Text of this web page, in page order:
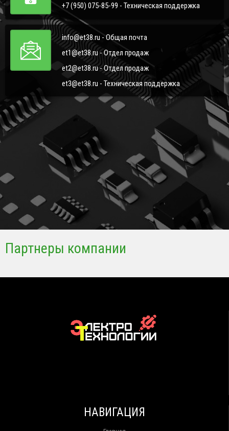
+7 (950) 075-85-99 - Техническая поддержка
info@et38.ru - Общая почта
et1@et38.ru - Отдел продаж
et2@et38.ru - Отдел продаж
et3@et38.ru - Техническая поддержка
Партнеры компании
НАВИГАЦИЯ